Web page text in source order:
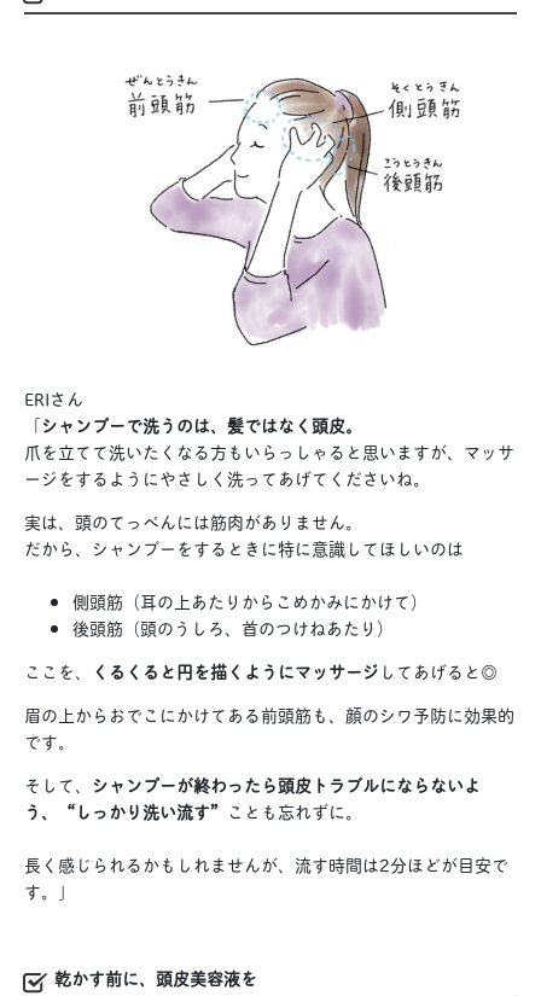
ERIさん
「シャンプーで洗うのは、髪ではなく頭皮。
爪を立てて洗いたくなる方もいらっしゃると思いますが、マッサ
ージをするようにやさしく洗ってあげてくださいね。
実は、頭のてっぺんには筋肉がありません。
だから、シャンプーをするときに特に意識してほしいのは
側頭筋（耳の上あたりからこめかみにかけて）
後頭筋（頭のうしろ、首のつけねあたり）
ここを、
くるくると円を描くようにマッサージ してあげると◎
眉の上からおでこにかけてある前頭筋も、顔のシワ予防に効果的
です。
そして、 シャンプーが終わったら頭皮トラブルにならないよ
う、“しっかり洗い流す” ことも忘れずに。
長く感じられるかもしれませんが、流す時間は2分ほどが目安で
す。」
乾かす前に、頭皮美容液を